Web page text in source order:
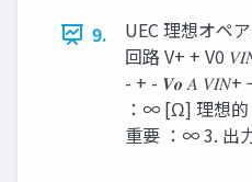
9.
UEC 理想オペ
回路 V+ + V0
- + - 𝑽𝒐 𝐴 𝑉𝐼𝑁+
：∞ [Ω] 理想的
重要 ：∞ 3. 出